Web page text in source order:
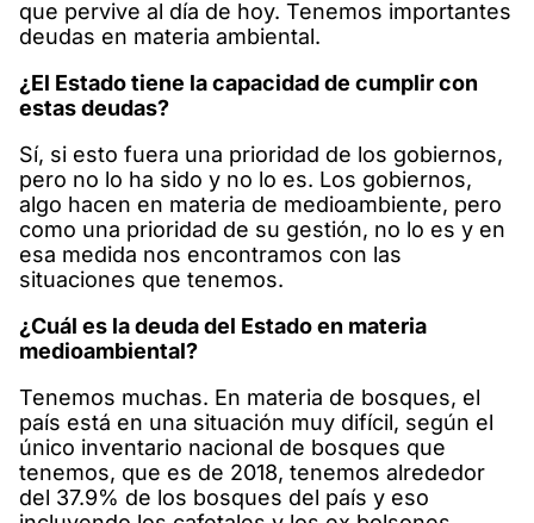
que pervive al día de hoy. Tenemos importantes
deudas en materia ambiental.
¿El Estado tiene la capacidad de cumplir con
estas deudas?
Sí, si esto fuera una prioridad de los gobiernos,
pero no lo ha sido y no lo es. Los gobiernos,
algo hacen en materia de medioambiente, pero
como una prioridad de su gestión, no lo es y en
esa medida nos encontramos con las
situaciones que tenemos.
¿Cuál es la deuda del Estado en materia
medioambiental?
Tenemos muchas. En materia de bosques, el
país está en una situación muy difícil, según el
único inventario nacional de bosques que
tenemos, que es de 2018, tenemos alrededor
del 37.9% de los bosques del país y eso